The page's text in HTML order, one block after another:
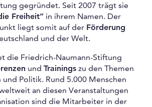
gegründet. Seit 2007 trägt sie
Freiheit” in ihrem Namen. Der
liegt somit auf der Förderung
und der Welt.
die Friedrich-Naumann-Stiftung
und Trainings zu den Themen
Politik. Rund 5.000 Menschen
an diesen Veranstaltungen
sind die Mitarbeiter in der